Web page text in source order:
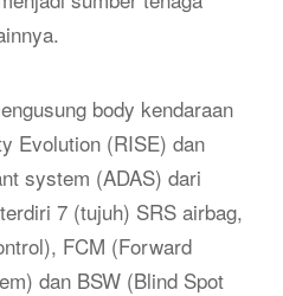
body kendaraan
Evolution (RISE) dan
system (ADAS) dari
7 (tujuh) SRS airbag,
FCM (Forward
dan BSW (Blind Spot